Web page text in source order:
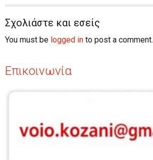
Σχολιάστε και εσείς
You must be logged in to post a comment.
Επικοινωνία